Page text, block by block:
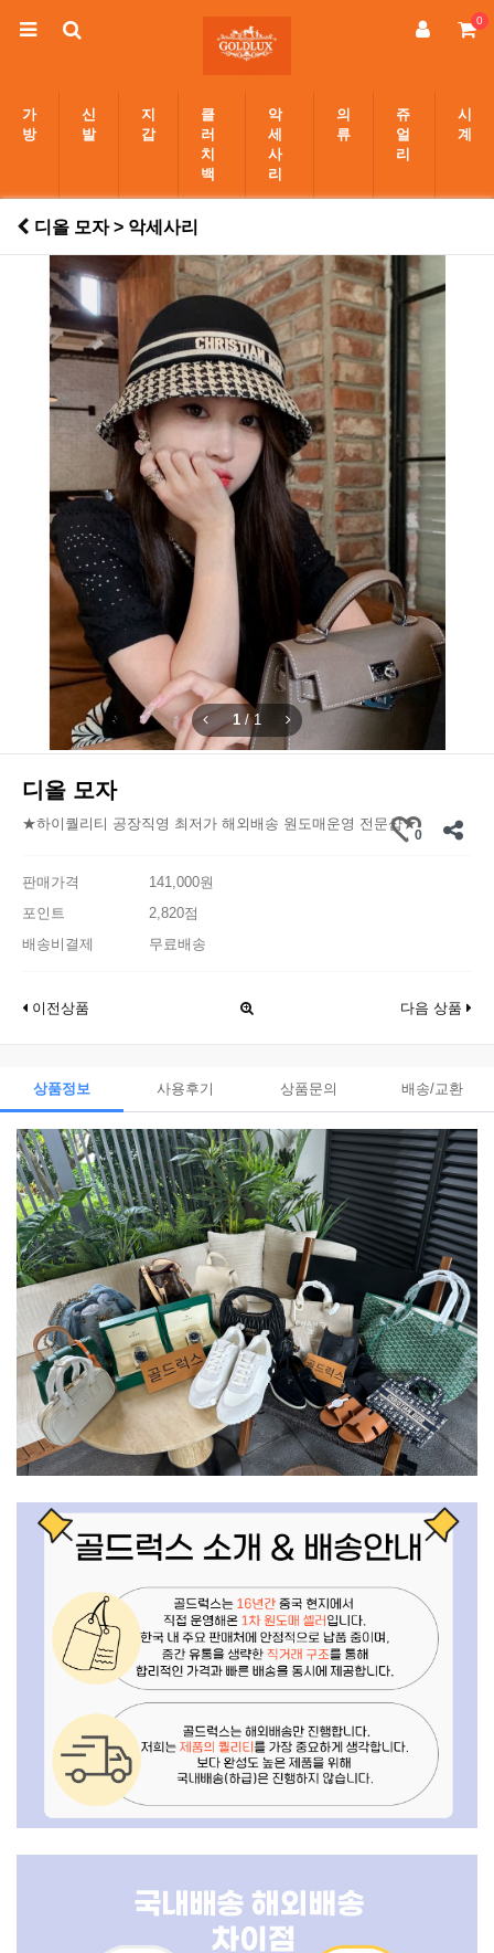
0
가
방
신
발
지
갑
클
러
치
백
악
세
사
리
의
류
쥬
얼
리
시
계
디올 모자 > 악세사리
1 /1
디올 모자
★하이퀄리티 공장직영 최저가 해외배송 원도매운영 전문샵★
0
판매가격
141,000원
포인트
2,820점
배송비결제
무료배송
이전상품 다음 상품
상품정보 사용후기 상품문의 배송/교환